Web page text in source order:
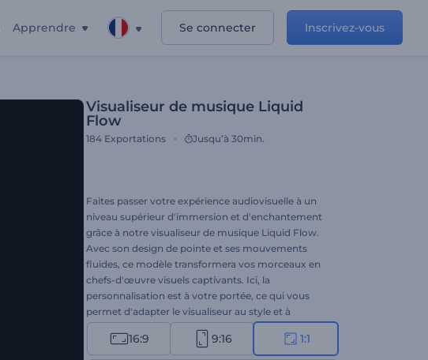
Apprendre Se connecter Inscrivez-vous
Visualiseur de musique Liquid
Flow
184 Exportations Jusqu’à 30min.
Faites passer votre expérience audiovisuelle à un
niveau supérieur d'immersion et d'enchantement
grâce à notre visualiseur de musique Liquid Flow.
Avec son design de pointe et ses mouvements
fluides, ce modèle transformera vos morceaux en
chefs-d'œuvre visuels captivants. Ici, la
personnalisation est à votre portée, ce qui vous
permet d'adapter le visualiseur au style et à
l'ambiance de votre musique. Téléchargez votre
morceau, choisissez parmi différents styles de
16:9 9:16 1:1